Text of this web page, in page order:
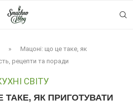
»
Мацоні: що це таке, як
рецепти та поради
СВІТУ
ЯК ПРИГОТУВАТИ